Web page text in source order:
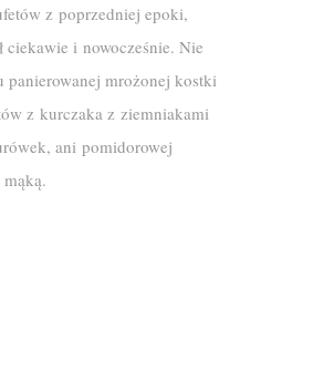
z poprzedniej epoki,
ciekawie i nowocześnie. Nie
panierowanej mrożonej kostki
z kurczaka z ziemniakami
ani pomidorowej
mąką.